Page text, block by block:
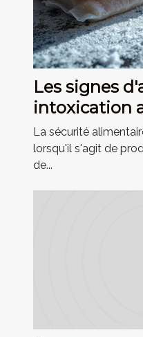
Les signes
intoxication
produits
La sécurité
lorsqu'il s'agit de
de...